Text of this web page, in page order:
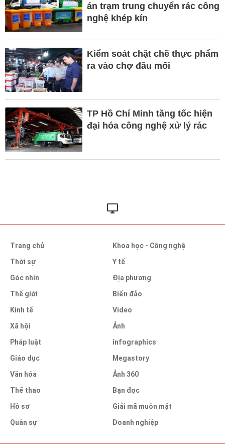
án trạm trung chuyển rác công
nghệ khép kín
Kiểm soát chặt chẽ thực phẩm
ra vào chợ đầu mối
TP Hồ Chí Minh tăng tốc hiện
đại hóa công nghệ xử lý rác
Trang chủ
Thời sự
Góc nhìn
Thế giới
Kinh tế
Xã hội
Pháp luật
Giáo dục
Văn hóa
Thể thao
Hồ sơ
Quân sự
Khoa học - Công nghệ
Y tế
Địa phương
Biển đảo
Video
Ảnh
infographics
Megastory
Ảnh 360
Bạn đọc
Giải mã muôn mặt
Doanh nghiệp